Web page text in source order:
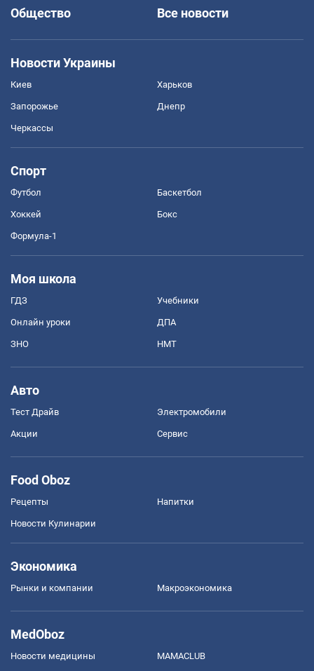
Общество
Все новости
Новости Украины
Киев Харьков
Запорожье Днепр
Черкассы
Спорт
Футбол Баскетбол
Хоккей Бокс
Формула-1
Моя школа
ГДЗ Учебники
Онлайн уроки ДПА
ЗНО НМТ
Авто
Тест Драйв Электромобили
Акции Сервис
Food Oboz
Рецепты Напитки
Новости Кулинарии
Экономика
Рынки и компании Mакроэкономика
MedOboz
Новости медицины MAMACLUB